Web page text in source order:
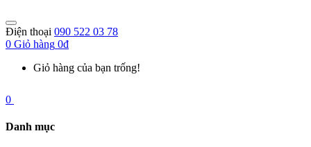
Điện thoại 090 522 03 78
0 Giỏ hàng 0đ
Giỏ hàng của bạn trống!
0
Danh mục